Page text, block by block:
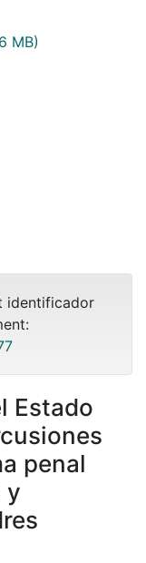
MB)
identificador
Estado
penal
y